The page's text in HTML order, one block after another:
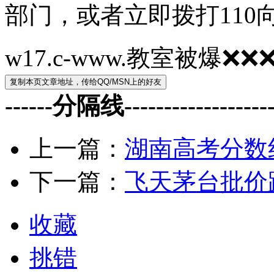
部门，或者立即拨打110
w17.c-www.教室被爆
------分隔线
上一篇： 湖南高考分
下一篇： 飞天茅台批价
收藏
挑错